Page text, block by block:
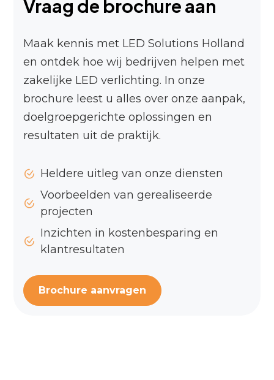
Vraag de brochure aan
Maak kennis met LED Solutions Holland
en ontdek hoe wij bedrijven helpen met
zakelijke LED verlichting. In onze
brochure leest u alles over onze aanpak,
doelgroepgerichte oplossingen en
resultaten uit de praktijk.
Heldere uitleg van onze diensten
Voorbeelden van gerealiseerde
projecten
Inzichten in kostenbesparing en
klantresultaten
Brochure aanvragen